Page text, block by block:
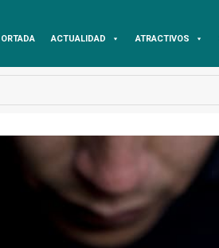
ACTUALIDAD ATRACTIVOS